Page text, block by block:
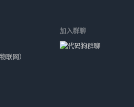
联网）
加入群聊